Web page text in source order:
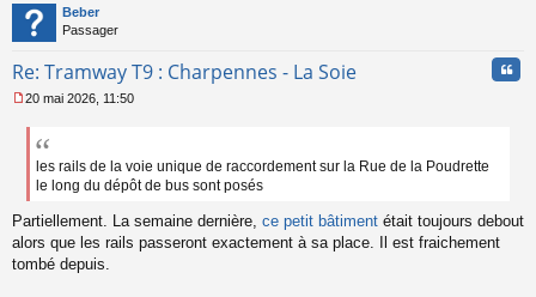
Beber
Passager
Re: Tramway T9 : Charpennes - La Soie
e
g
e
n
n
20 mai 2026, 11:50
les rails de la voie unique de raccordement sur la Rue de la Poudrette
le long du dépôt de bus sont posés
Partiellement. La semaine dernière, ce petit bâtiment était toujours debout
alors que les rails passeront exactement à sa place. Il est fraichement
tombé depuis.